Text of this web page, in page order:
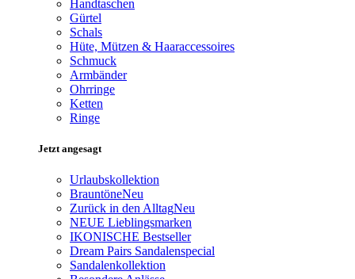
Handtaschen
Gürtel
Schals
Hüte, Mützen & Haaraccessoires
Schmuck
Armbänder
Ohrringe
Ketten
Ringe
Jetzt angesagt
Urlaubskollektion
BrauntöneNeu
Zurück in den AlltagNeu
NEUE Lieblingsmarken
IKONISCHE Bestseller
Dream Pairs Sandalenspecial
Sandalenkollektion